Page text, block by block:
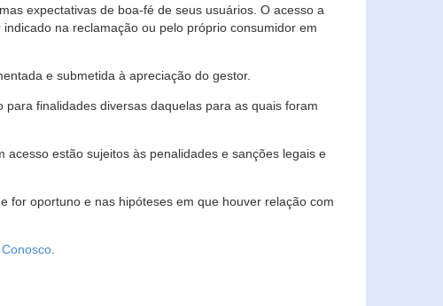
expectativas de boa-fé de seus usuários. O acesso a
na reclamação ou pelo próprio consumidor em
e submetida à apreciação do gestor.
finalidades diversas daquelas para as quais foram
estão sujeitos às penalidades e sanções legais e
oportuno e nas hipóteses em que houver relação com